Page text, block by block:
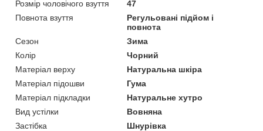
Розмір чоловічого взуття
47
Повнота взуття
Регульовані підйом і
повнота
Сезон
Зима
Колір
Чорний
Матеріал верху
Натуральна шкіра
Матеріал підошви
Гума
Матеріал підкладки
Натуральне хутро
Вид устілки
Вовняна
Застібка
Шнурівка